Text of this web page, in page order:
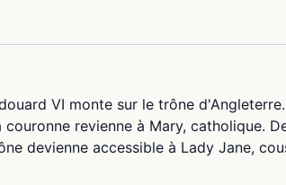
VI monte sur le trône
revienne à Mary, catholique.
devienne accessible à Lady Jane,